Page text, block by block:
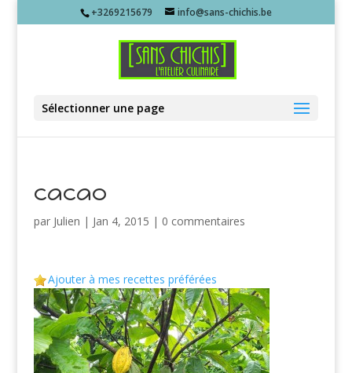
+3269215679 info@sans-chichis.be
Sélectionner une page
cacao
par Julien | Jan 4, 2015 | 0 commentaires
Ajouter à mes recettes préférées